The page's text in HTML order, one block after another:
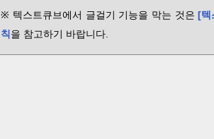
※ 텍스트큐브에서 글걸기 기능을 막는 것은[텍
칙 을 참고하기 바랍니다.